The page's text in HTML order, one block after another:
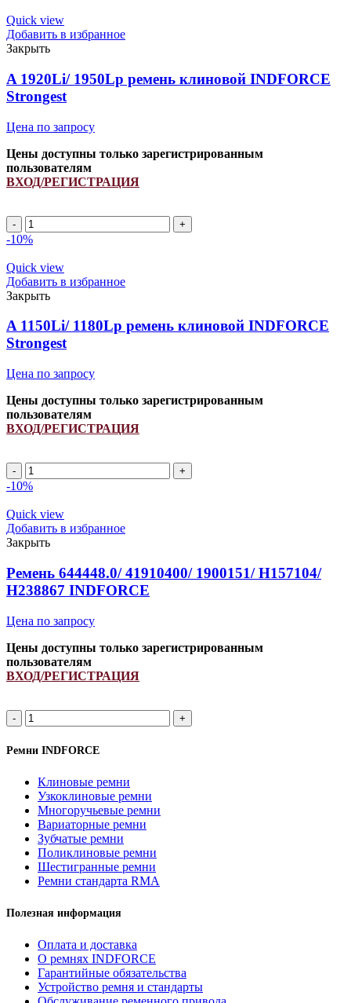
ремень
клиновой
INDFORCE
Strongest
quantity
Quick view
Добавить в избранное
Закрыть
A 1920Li/ 1950Lp ремень клиновой INDFORCE
Strongest
Цена по запросу
Цены доступны только зарегистрированным
пользователям
ВХОД/РЕГИСТРАЦИЯ
A
1920Li/
ремень
клиновой
INDFORCE
Strongest
quantity
-10%
Quick view
Добавить в избранное
Закрыть
A 1150Li/ 1180Lp ремень клиновой INDFORCE
Strongest
Цена по запросу
Цены доступны только зарегистрированным
пользователям
ВХОД/РЕГИСТРАЦИЯ
A
1150Li/
ремень
клиновой
INDFORCE
Strongest
quantity
-10%
Quick view
Добавить в избранное
Закрыть
Ремень 644448.0/ 41910400/ 1900151/ H157104/
H238867 INDFORCE
Цена по запросу
Цены доступны только зарегистрированным
пользователям
ВХОД/РЕГИСТРАЦИЯ
Ремень
644448.0/
41910400/
1900151/
H238867
INDFORCE
quantity
Ремни INDFORCE
Клиновые ремни
Узкоклиновые ремни
Многоручьевые ремни
Вариаторные ремни
Зубчатые ремни
Поликлиновые ремни
Шестигранные ремни
Ремни стандарта RMA
Полезная информация
Оплата и доставка
О ремнях INDFORCE
Гарантийные обязательства
Устройство ремня и стандарты